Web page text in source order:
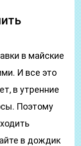
в майские
И все это
в утренние
Поэтому
в дождик